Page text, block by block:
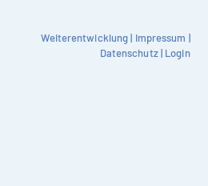
Weiterentwicklung| Impressum |
Datenschutz| Login